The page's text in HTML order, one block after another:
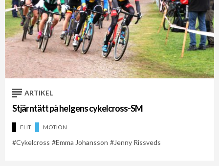
ARTIKEL
Stjärntätt på helgens cykelcross-SM
ELIT MOTION
Cykelcross Emma Johansson Jenny Rissveds